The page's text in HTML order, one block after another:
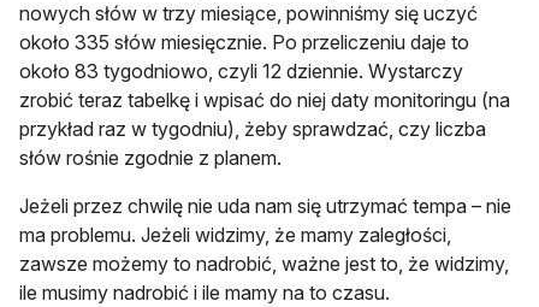
nowych słów w trzy miesiące, powinniśmy się uczyć
około 335 słów miesięcznie. Po przeliczeniu daje to
około 83 tygodniowo, czyli 12 dziennie. Wystarczy
zrobić teraz tabelkę i wpisać do niej daty monitoringu (na
przykład raz w tygodniu), żeby sprawdzać, czy liczba
słów rośnie zgodnie z planem.
Jeżeli przez chwilę nie uda nam się utrzymać tempa – nie
ma problemu. Jeżeli widzimy, że mamy zaległości,
zawsze możemy to nadrobić, ważne jest to, że widzimy,
ile musimy nadrobić i ile mamy na to czasu.